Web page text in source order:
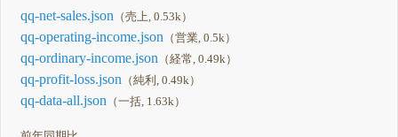
qq-net-sales.json （売上, 0.53k）
qq-operating-income.json （営業, 0.5k）
qq-ordinary-income.json （経常, 0.49k）
qq-profit-loss.json （純利, 0.49k）
qq-data-all.json （一括, 1.63k）